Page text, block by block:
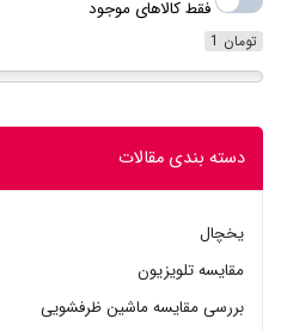
فقط کالاهای موجود
1 تومان
دسته بندی مقالات
یخچال
مقایسه تلویزیون
بررسی مقایسه ماشین ظرفشویی